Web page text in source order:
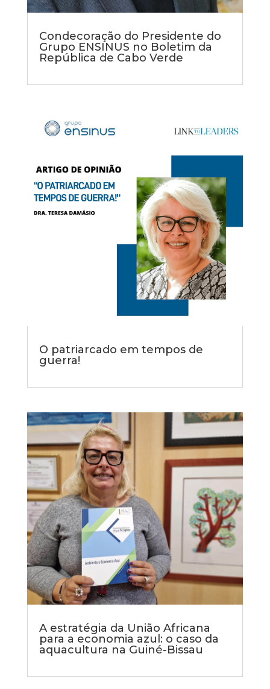
Condecoração do Presidente do
Grupo ENSINUS no Boletim da
República de Cabo Verde
O patriarcado em tempos de
guerra!
A estratégia da União Africana
para a economia azul: o caso da
aquacultura na Guiné-Bissau